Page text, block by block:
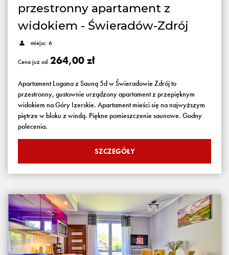
przestronny apartament z
widokiem - Świeradów-Zdrój
miejsc: 6
Cena już od 264,00 zł
Apartament Logana z Sauną 5d w Świeradowie Zdrój to
przestronny, gustownie urządzony apartament z przepięknym
widokiem na Góry Izerskie. Apartament mieści się na najwyższym
piętrze w bloku z windą. Piękne pomieszczenie saunowe. Godny
polecenia.
SZCZEGÓŁY